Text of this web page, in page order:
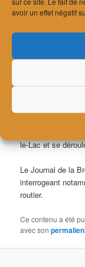
avoir un effet négatif
28 avril
Le bureau
Fédéral de
Chaussées) du
que l’effet
Cette étude
le-Lac et se
Le Journal de la
interrogeant
routier.
Ce contenu a été
avec sonpermalien